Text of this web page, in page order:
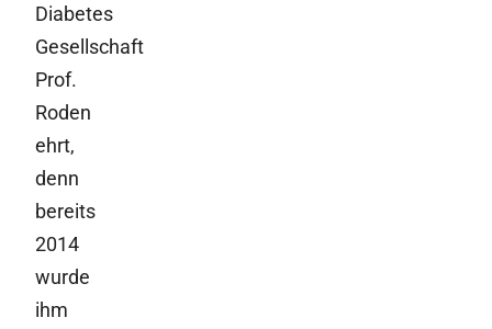
Diabetes
Gesellschaft
Prof.
Roden
ehrt,
denn
bereits
2014
wurde
ihm